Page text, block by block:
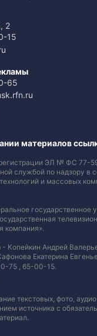
2
15
65
материалов
ЭЛ № ФС 77-
службой по надзору в
и массовых
государственное
компания».
- Копейкин Андрей
Екатерина
75 , 65-00-15.
текстовых, фото,
источника с
.